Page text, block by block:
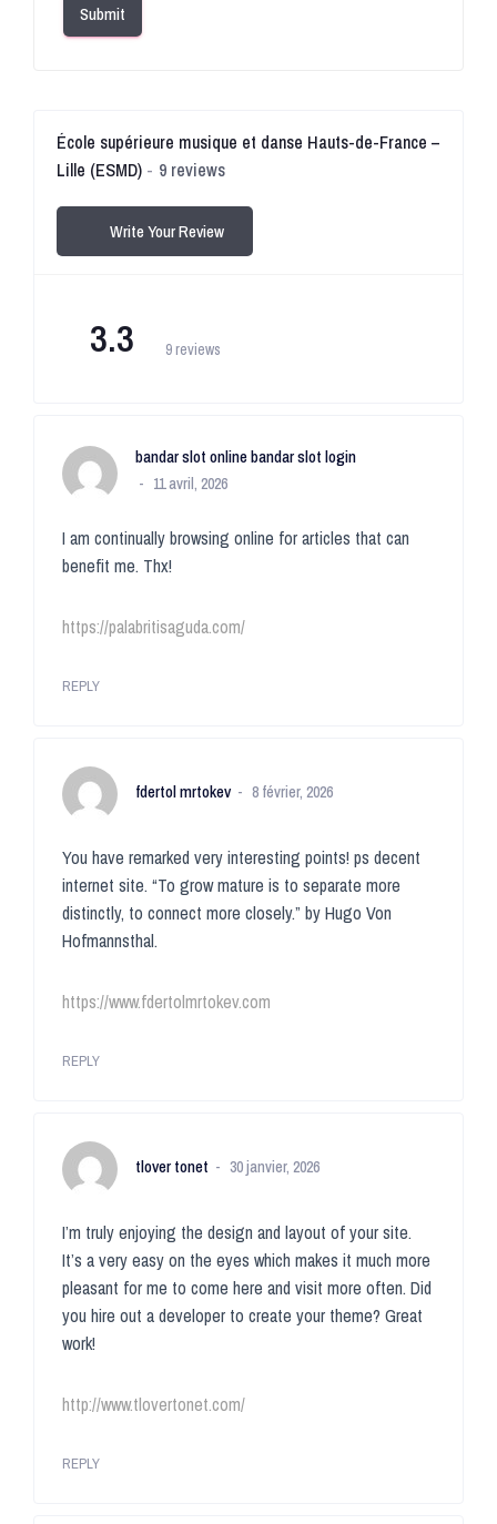
Submit
École supérieure musique et danse Hauts-de-France –
Lille (ESMD)
9 reviews
Write Your Review
3.3 9 reviews
bandar slot online bandar slot login
11 avril, 2026
I am continually browsing online for articles that can
benefit me. Thx!
https://palabritisaguda.com/
REPLY
fdertol mrtokev 8 février, 2026
You have remarked very interesting points! ps decent
internet site. “To grow mature is to separate more
distinctly, to connect more closely.” by Hugo Von
Hofmannsthal.
https://www.fdertolmrtokev.com
REPLY
tlover tonet 30 janvier, 2026
I’m truly enjoying the design and layout of your site.
It’s a very easy on the eyes which makes it much more
pleasant for me to come here and visit more often. Did
you hire out a developer to create your theme? Great
work!
http://www.tlovertonet.com/
REPLY